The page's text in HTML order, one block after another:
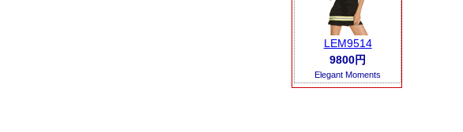
LEM9514
9800円
Elegant Moments